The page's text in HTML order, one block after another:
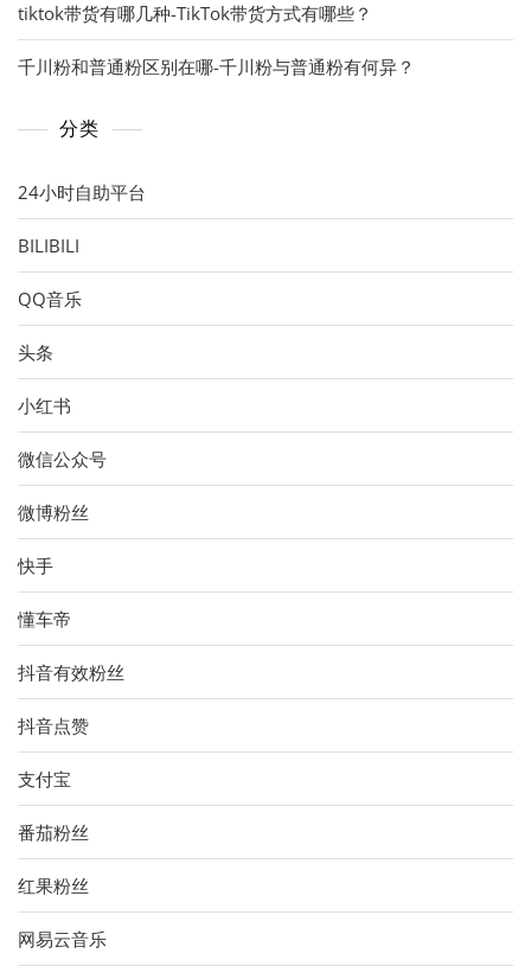
tiktok带货有哪几种-TikTok带货方式有哪些？
千川粉和普通粉区别在哪-千川粉与普通粉有何异？
分类
24小时自助平台
BILIBILI
QQ音乐
头条
小红书
微信公众号
微博粉丝
快手
懂车帝
抖音有效粉丝
抖音点赞
支付宝
番茄粉丝
红果粉丝
网易云音乐